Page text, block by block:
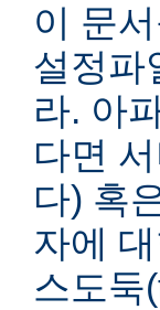
이 문
설정파
라. 아
다면
다) 혹
자에
스도둑